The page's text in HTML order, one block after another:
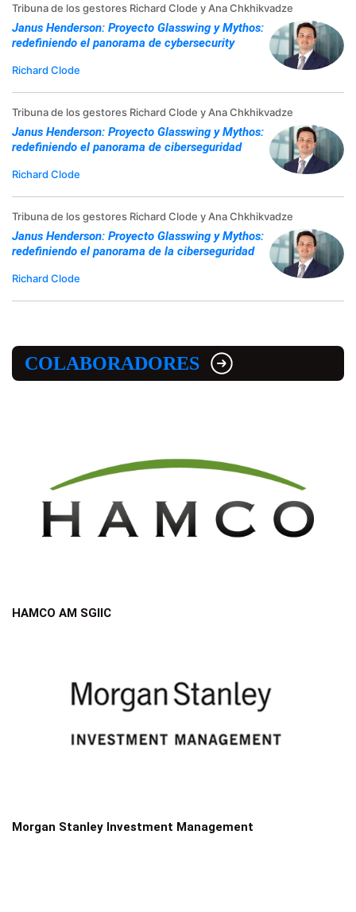
Tribuna de los gestores Richard Clode y Ana Chkhikvadze
Janus Henderson: Proyecto Glasswing y Mythos:
redefiniendo el panorama de cybersecurity
Richard Clode
Tribuna de los gestores Richard Clode y Ana Chkhikvadze
Janus Henderson: Proyecto Glasswing y Mythos:
redefiniendo el panorama de ciberseguridad
Richard Clode
Tribuna de los gestores Richard Clode y Ana Chkhikvadze
Janus Henderson: Proyecto Glasswing y Mythos:
redefiniendo el panorama de la ciberseguridad
Richard Clode
COLABORADORES
HAMCO AM SGIIC
Morgan Stanley Investment Management